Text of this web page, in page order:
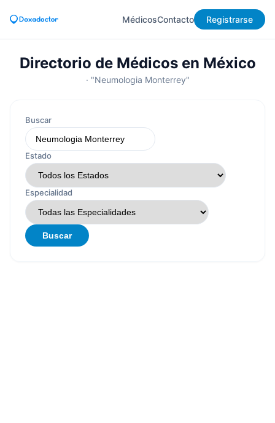
MédicosContacto Registrarse
Directorio de Médicos en México
· "Neumologia Monterrey"
Buscar
Estado
Especialidad
Buscar